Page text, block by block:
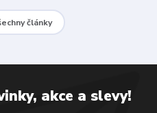
články
akce a slevy!